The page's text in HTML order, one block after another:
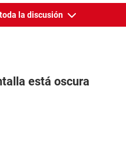
la discusión
está oscura